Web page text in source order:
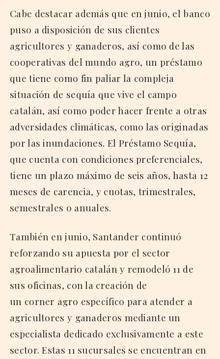
Cabe destacar además que en junio, el banco
puso a disposición de sus clientes
agricultores y ganaderos, así como de las
cooperativas del mundo agro, un préstamo
que tiene como fin paliar la compleja
situación de sequía que vive el campo
catalán, así como poder hacer frente a otras
adversidades climáticas, como las originadas
por las inundaciones. El Préstamo Sequía,
que cuenta con condiciones preferenciales,
tiene un plazo máximo de seis años, hasta 12
meses de carencia, y cuotas, trimestrales,
semestrales o anuales.
También en junio, Santander continuó
reforzando su apuesta por el sector
agroalimentario catalán y remodeló 11 de
sus oficinas, con la creación de
un corner agro específico para atender a
agricultores y ganaderos mediante un
especialista dedicado exclusivamente a este
sector. Estas 11 sucursales se encuentran en